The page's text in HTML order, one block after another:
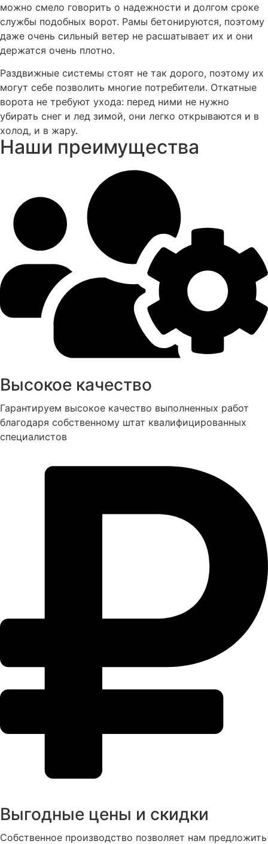
можно смело говорить о надежности и долгом сроке
службы подобных ворот. Рамы бетонируются, поэтому
даже очень сильный ветер не расшатывает их и они
держатся очень плотно.
Раздвижные системы стоят не так дорого, поэтому их
могут себе позволить многие потребители. Откатные
ворота не требуют ухода: перед ними не нужно
убирать снег и лед зимой, они легко открываются и в
холод, и в жару.
Наши преимущества
Высокое качество
Гарантируем высокое качество выполненных работ
благодаря собственному штат квалифицированных
специалистов
Выгодные цены и скидки
Собственное производство позволяет нам предложить